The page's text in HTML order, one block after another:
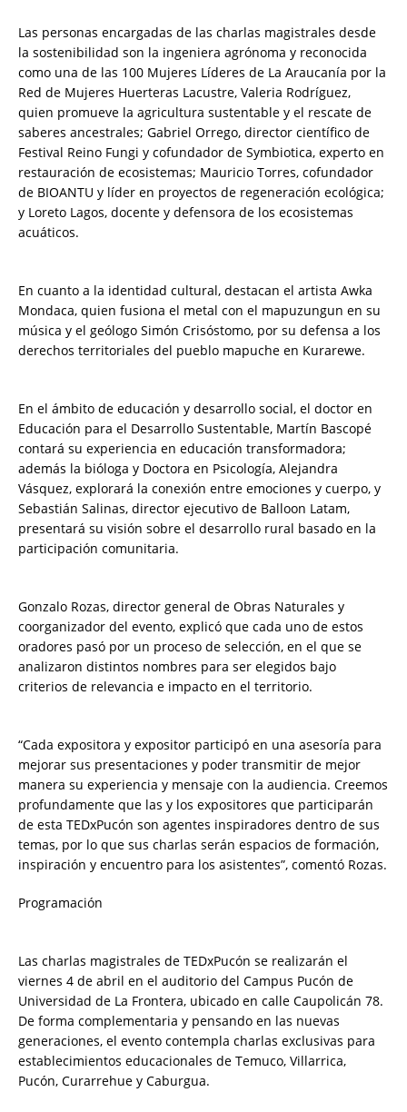
Las personas encargadas de las charlas magistrales desde
la sostenibilidad son la ingeniera agrónoma y reconocida
como una de las 100 Mujeres Líderes de La Araucanía por la
Red de Mujeres Huerteras Lacustre, Valeria Rodríguez,
quien promueve la agricultura sustentable y el rescate de
saberes ancestrales; Gabriel Orrego, director científico de
Festival Reino Fungi y cofundador de Symbiotica, experto en
restauración de ecosistemas; Mauricio Torres, cofundador
de BIOANTU y líder en proyectos de regeneración ecológica;
y Loreto Lagos, docente y defensora de los ecosistemas
acuáticos.
En cuanto a la identidad cultural, destacan el artista Awka
Mondaca, quien fusiona el metal con el mapuzungun en su
música y el geólogo Simón Crisóstomo, por su defensa a los
derechos territoriales del pueblo mapuche en Kurarewe.
En el ámbito de educación y desarrollo social, el doctor en
Educación para el Desarrollo Sustentable, Martín Bascopé
contará su experiencia en educación transformadora;
además la bióloga y Doctora en Psicología, Alejandra
Vásquez, explorará la conexión entre emociones y cuerpo, y
Sebastián Salinas, director ejecutivo de Balloon Latam,
presentará su visión sobre el desarrollo rural basado en la
participación comunitaria.
Gonzalo Rozas, director general de Obras Naturales y
coorganizador del evento, explicó que cada uno de estos
oradores pasó por un proceso de selección, en el que se
analizaron distintos nombres para ser elegidos bajo
criterios de relevancia e impacto en el territorio.
“Cada expositora y expositor participó en una asesoría para
mejorar sus presentaciones y poder transmitir de mejor
manera su experiencia y mensaje con la audiencia. Creemos
profundamente que las y los expositores que participarán
de esta TEDxPucón son agentes inspiradores dentro de sus
temas, por lo que sus charlas serán espacios de formación,
inspiración y encuentro para los asistentes”, comentó Rozas.
Programación
Las charlas magistrales de TEDxPucón se realizarán el
viernes 4 de abril en el auditorio del Campus Pucón de
Universidad de La Frontera, ubicado en calle Caupolicán 78.
De forma complementaria y pensando en las nuevas
generaciones, el evento contempla charlas exclusivas para
establecimientos educacionales de Temuco, Villarrica,
Pucón, Curarrehue y Caburgua.